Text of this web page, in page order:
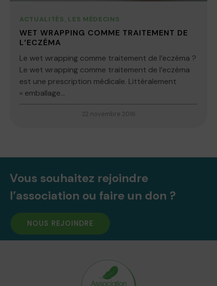
ACTUALITÉS, LES MÉDECINS
WET WRAPPING COMME TRAITEMENT DE
L’ECZÉMA
Le wet wrapping comme traitement de l’eczéma ?
Le wet wrapping comme traitement de l’eczéma
est une prescription médicale. Littéralement
« emballage...
22 novembre 2016
Vous souhaitez rejoindre
l’association ou faire un don ?
NOUS REJOINDRE